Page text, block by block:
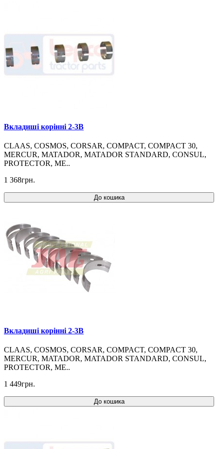
Вкладиші корінні 2-3B
CLAAS, COSMOS, CORSAR, COMPACT, COMPACT 30,
MERCUR, MATADOR, MATADOR STANDARD, CONSUL,
PROTECTOR, ME..
1 368грн.
До кошика
Вкладиші корінні 2-3B
CLAAS, COSMOS, CORSAR, COMPACT, COMPACT 30,
MERCUR, MATADOR, MATADOR STANDARD, CONSUL,
PROTECTOR, ME..
1 449грн.
До кошика